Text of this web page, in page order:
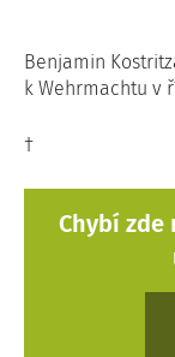
Benjamin
k Wehrmachtu v
†
Chybí